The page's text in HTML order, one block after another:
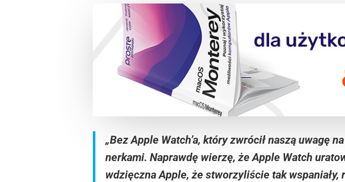
„Bez Apple Watch’a, który zwrócił naszą uwagę
nerkami. Naprawdę wierzę, że Apple Watch
wdzięczna Apple, że stworzyliście tak wspaniały,